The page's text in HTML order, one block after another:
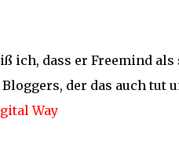
ich, dass er Freemind
der das auch
Way